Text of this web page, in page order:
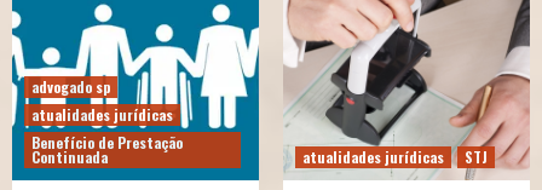
advogado sp
atualidades jurídicas
Benefício de Prestação
Continuada atualidades jurídicas STJ